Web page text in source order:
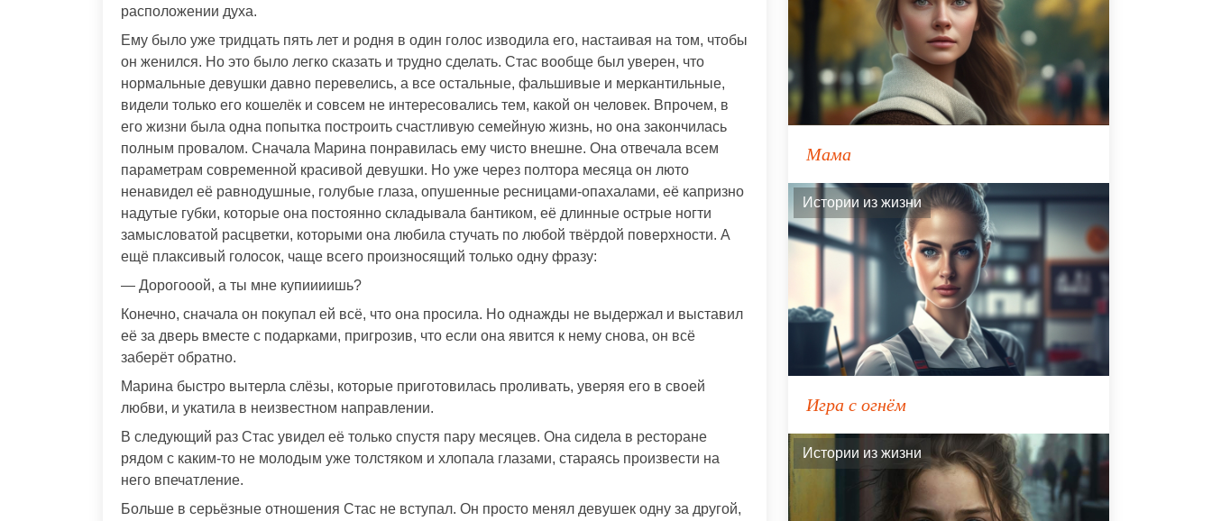
расположении духа.
Ему было уже тридцать пять лет и родня в один голос изводила его, настаивая на том, чтобы
он женился. Но это было легко сказать и трудно сделать. Стас вообще был уверен, что
нормальные девушки давно перевелись, а все остальные, фальшивые и меркантильные,
видели только его кошелёк и совсем не интересовались тем, какой он человек. Впрочем, в
его жизни была одна попытка построить счастливую семейную жизнь, но она закончилась
полным провалом. Сначала Марина понравилась ему чисто внешне. Она отвечала всем
параметрам современной красивой девушки. Но уже через полтора месяца он люто
ненавидел её равнодушные, голубые глаза, опушенные ресницами-опахалами, её капризно
надутые губки, которые она постоянно складывала бантиком, её длинные острые ногти
замысловатой расцветки, которыми она любила стучать по любой твёрдой поверхности. А
ещё плаксивый голосок, чаще всего произносящий только одну фразу:
— Дорогооой, а ты мне купиииишь?
Конечно, сначала он покупал ей всё, что она просила. Но однажды не выдержал и выставил
её за дверь вместе с подарками, пригрозив, что если она явится к нему снова, он всё
заберёт обратно.
Марина быстро вытерла слёзы, которые приготовилась проливать, уверяя его в своей
любви, и укатила в неизвестном направлении.
В следующий раз Стас увидел её только спустя пару месяцев. Она сидела в ресторане
рядом с каким-то не молодым уже толстяком и хлопала глазами, стараясь произвести на
него впечатление.
Больше в серьёзные отношения Стас не вступал. Он просто менял девушек одну за другой,
Мама
Истории из жизни
Игра с огнём
Истории из жизни